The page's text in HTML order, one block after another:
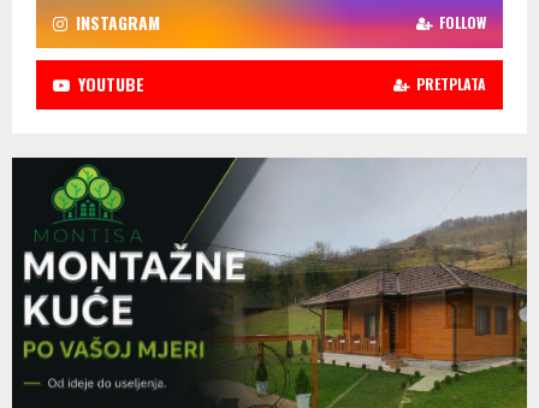
INSTAGRAM FOLLOW
YOUTUBE PRETPLATA